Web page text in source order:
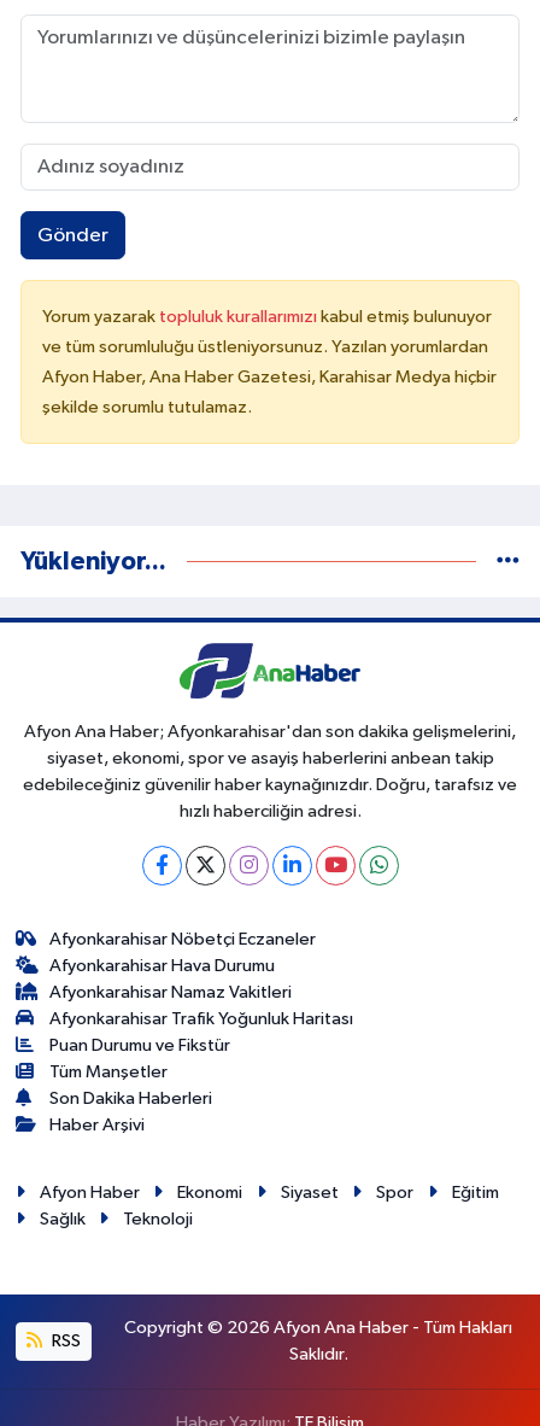
Gönder
Yorum yazarak topluluk kurallarımızı kabul etmiş bulunuyor
ve tüm sorumluluğu üstleniyorsunuz. Yazılan yorumlardan
Afyon Haber, Ana Haber Gazetesi, Karahisar Medya hiçbir
şekilde sorumlu tutulamaz.
Yükleniyor...
Afyon Ana Haber; Afyonkarahisar'dan son dakika gelişmelerini,
siyaset, ekonomi, spor ve asayiş haberlerini anbean takip
edebileceğiniz güvenilir haber kaynağınızdır. Doğru, tarafsız ve
hızlı haberciliğin adresi.
Afyonkarahisar Nöbetçi Eczaneler
Afyonkarahisar Hava Durumu
Afyonkarahisar Namaz Vakitleri
Afyonkarahisar Trafik Yoğunluk Haritası
Puan Durumu ve Fikstür
Tüm Manşetler
Son Dakika Haberleri
Haber Arşivi
Afyon Haber Ekonomi Siyaset Spor
Eğitim
Sağlık
Teknoloji
RSS
Copyright © 2026 Afyon Ana Haber - Tüm Hakları
Saklıdır.